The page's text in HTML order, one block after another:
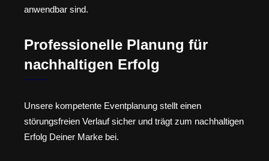
anwendbar sind.
Professionelle Planung für
nachhaltigen Erfolg
Unsere kompetente Eventplanung stellt einen
störungsfreien Verlauf sicher und trägt zum nachhaltigen
Erfolg Deiner Marke bei.